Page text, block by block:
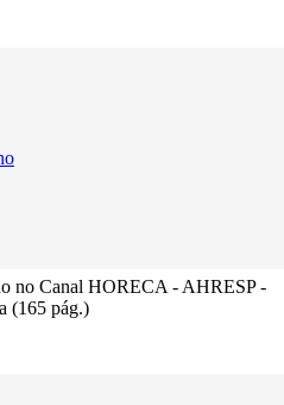
no Canal HORECA - AHRESP -
(165 pág.)